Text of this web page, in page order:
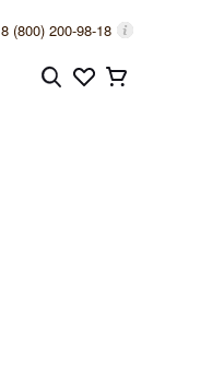
8 (800) 200-98-18